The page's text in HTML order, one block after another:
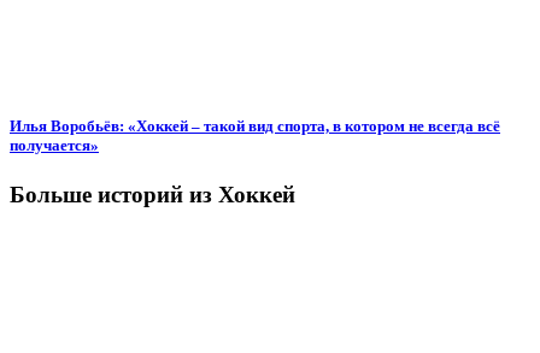
Илья Воробьёв: «Хоккей – такой вид спорта, в котором не всегда всё
получается»
Больше историй из Хоккей